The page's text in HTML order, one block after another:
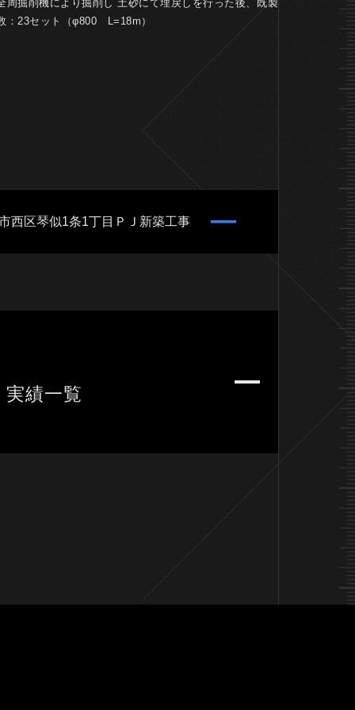
周掘削機により掘削し 土砂にて埋戻しを行った後、既製
：23セット（φ800 L=18m）
西区琴似1条1丁目ＰＪ新築工事
績一覧